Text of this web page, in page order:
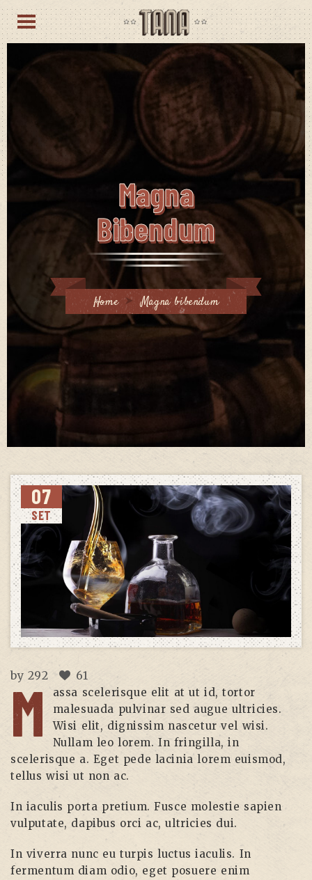
Magna
Bibendum
Home Magna bibendum
07
SET
by 292 61
M
assa scelerisque elit at ut id, tortor
malesuada pulvinar sed augue ultricies.
Wisi elit, dignissim nascetur vel wisi.
Nullam leo lorem. In fringilla, in
scelerisque a. Eget pede lacinia lorem euismod,
tellus wisi ut non ac.
In iaculis porta pretium. Fusce molestie sapien
vulputate, dapibus orci ac, ultricies dui.
In viverra nunc eu turpis luctus iaculis. In
fermentum diam odio, eget posuere enim